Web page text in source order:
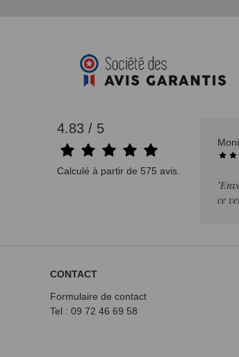
4.83 / 5
Calculé à partir de 575 avis.
ce
CONTACT
Formulaire de contact
Tel : 09 72 46 69 58